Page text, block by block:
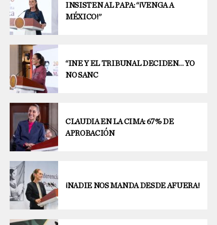
INSISTEN AL PAPA: “¡VENGA A
MÉXICO!”
“INE Y EL TRIBUNAL DECIDEN… YO
NO SANC
CLAUDIA EN LA CIMA: 67% DE
APROBACIÓN
¡NADIE NOS MANDA DESDE AFUERA!